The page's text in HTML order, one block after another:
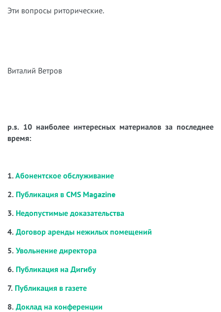
Эти вопросы риторические.
Виталий Ветров
p.s. 10 наиболее интересных материалов за последнее
время:
1. Абонентское обслуживание
2. Публикация в CMS Magazine
3. Недопустимые доказательства
4. Договор аренды нежилых помещений
5. Увольнение директора
6. Публикация на Дигибу
7. Публикация в газете
8. Доклад на конференции